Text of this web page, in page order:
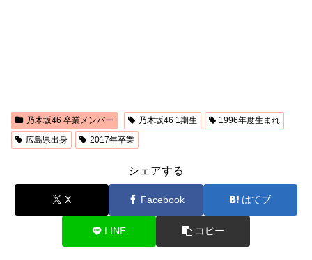
乃木坂46 卒業メンバー 乃木坂46 1期生
1996年度生まれ
広島県出身
2017年卒業
シェアする
X Facebook はてブ
LINE コピー